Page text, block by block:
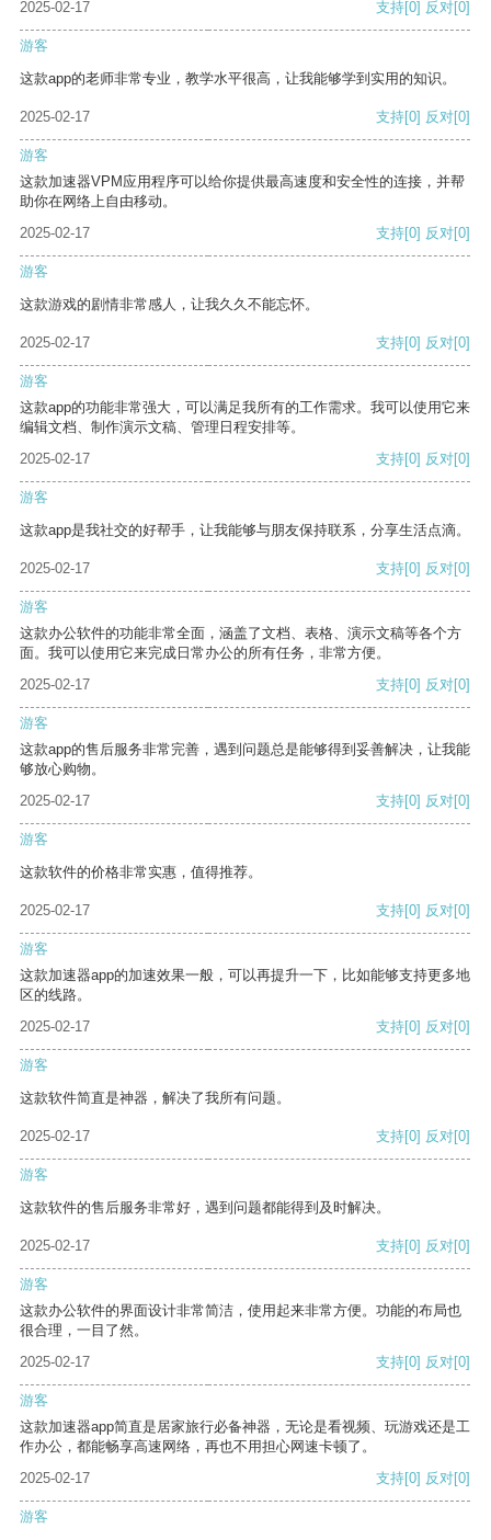
2025-02-17 支持[0] 反对[0]
游客
这款app的老师非常专业，教学水平很高，让我能够学到实用的知识。
2025-02-17 支持[0] 反对[0]
游客
这款加速器VPM应用程序可以给你提供最高速度和安全性的连接，并帮
助你在网络上自由移动。
2025-02-17
支持[0] 反对[0]
游客
这款游戏的剧情非常感人，让我久久不能忘怀。
2025-02-17 支持[0] 反对[0]
游客
这款app的功能非常强大，可以满足我所有的工作需求。我可以使用它来
编辑文档、制作演示文稿、管理日程安排等。
2025-02-17
支持[0] 反对[0]
游客
这款app是我社交的好帮手，让我能够与朋友保持联系，分享生活点滴。
2025-02-17 支持[0] 反对[0]
游客
这款办公软件的功能非常全面，涵盖了文档、表格、演示文稿等各个方
面。我可以使用它来完成日常办公的所有任务，非常方便。
2025-02-17
支持[0] 反对[0]
游客
这款app的售后服务非常完善，遇到问题总是能够得到妥善解决，让我能
够放心购物。
2025-02-17
支持[0] 反对[0]
游客
这款软件的价格非常实惠，值得推荐。
2025-02-17 支持[0] 反对[0]
游客
这款加速器app的加速效果一般，可以再提升一下，比如能够支持更多地
区的线路。
2025-02-17
支持[0] 反对[0]
游客
这款软件简直是神器，解决了我所有问题。
2025-02-17 支持[0] 反对[0]
游客
这款软件的售后服务非常好，遇到问题都能得到及时解决。
2025-02-17 支持[0] 反对[0]
游客
这款办公软件的界面设计非常简洁，使用起来非常方便。功能的布局也
很合理，一目了然。
2025-02-17
支持[0] 反对[0]
游客
这款加速器app简直是居家旅行必备神器，无论是看视频、玩游戏还是工
作办公，都能畅享高速网络，再也不用担心网速卡顿了。
2025-02-17
支持[0] 反对[0]
游客